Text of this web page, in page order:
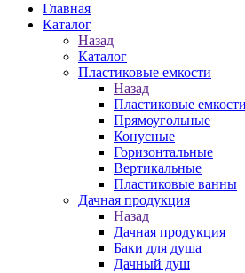
Главная
Каталог
Назад
Каталог
Пластиковые емкости
Назад
Пластиковые емкости
Прямоугольные
Конусные
Горизонтальные
Вертикальные
Пластиковые ванны
Дачная продукция
Назад
Дачная продукция
Баки для душа
Дачный душ